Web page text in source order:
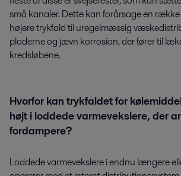
små kanaler. Dette kan forårsage en
højere trykfald til uregelmæssig
pladerne og jævn korrosion, der fører til
kredsløbene.
Hvorfor kan trykfaldet for
højt i loddede varmevekslere, der
fordampere?
Loddede varmevekslere i endnu længere